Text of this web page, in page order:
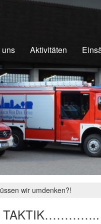
uns Aktivitäten
wir umdenken?!
TAKTIK…………..